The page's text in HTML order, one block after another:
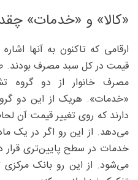
«کالا» و «خدمات»
ارقامی که تاکنون به آنها
قیمت در کل سبد مصرف بودند.
مصرف خانوار از دو گروه
«خدمات». هریک از این دو
دارند که روی تغییر قیمت آن
می‌دهد. از این رو اگر در یک ماه
خدمات در سطح پایین‌تری قرار
می‌شود. از این رو بانک مرکزی